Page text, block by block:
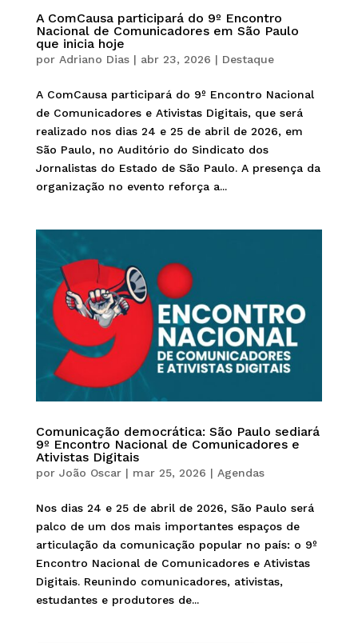
A ComCausa participará do 9º Encontro
Nacional de Comunicadores em São Paulo
que inicia hoje
por Adriano Dias| abr 23, 2026 | Destaque
A ComCausa participará do 9º Encontro Nacional
de Comunicadores e Ativistas Digitais, que será
realizado nos dias 24 e 25 de abril de 2026, em
São Paulo, no Auditório do Sindicato dos
Jornalistas do Estado de São Paulo. A presença da
organização no evento reforça a...
Comunicação democrática: São Paulo sediará
9º Encontro Nacional de Comunicadores e
Ativistas Digitais
por João Oscar| mar 25, 2026 | Agendas
Nos dias 24 e 25 de abril de 2026, São Paulo será
palco de um dos mais importantes espaços de
articulação da comunicação popular no país: o 9º
Encontro Nacional de Comunicadores e Ativistas
Digitais. Reunindo comunicadores, ativistas,
estudantes e produtores de...